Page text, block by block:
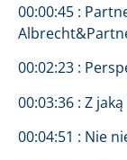
00:00:45 :
00:02:23 :
00:03:36 : Z
00:04:51 : Nie